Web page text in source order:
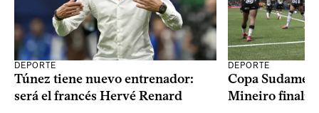
DEPORTE
Túnez tiene nuevo entrenador:
será el francés Hervé Renard
DEPORTE
Copa
Mineiro